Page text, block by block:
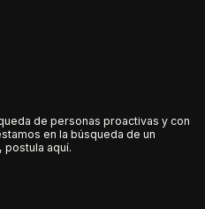
de personas proactivas y con
en la búsqueda de un
aquí.